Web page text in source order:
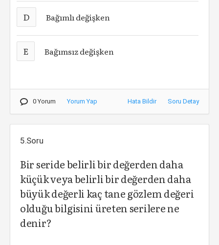
D Bağımlı değişken
E Bağımsız değişken
0 Yorum Yorum Yap Hata Bildir Soru Detay
5.Soru
Bir seride belirli bir değerden daha
küçük veya belirli bir değerden daha
büyük değerli kaç tane gözlem değeri
olduğu bilgisini üreten serilere ne
denir?